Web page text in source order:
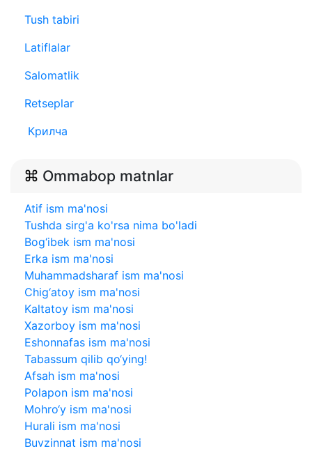
Tush tabiri
Latiflalar
Salomatlik
Retseplar
Крилча
Ommabop matnlar
Atif ism ma'nosi
Tushda sirg'a ko'rsa nima bo'ladi
Bog‘ibek ism ma'nosi
Erka ism ma'nosi
Muhammadsharaf ism ma'nosi
Chig‘atoy ism ma'nosi
Kaltatoy ism ma'nosi
Xazorboy ism ma'nosi
Eshonnafas ism ma'nosi
Tabassum qilib qo‘ying!
Afsah ism ma'nosi
Polapon ism ma'nosi
Mohro‘y ism ma'nosi
Hurali ism ma'nosi
Buvzinnat ism ma'nosi